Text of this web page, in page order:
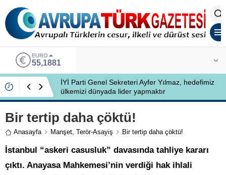
EURO
55,1881
İYİ Parti Genel Sekreteri Ayfer Yılmaz, hedefimiz
ülkemizi dünyada lider yapmaktır
Bir tertip daha çöktü!
Anasayfa Manşet, Terör-Asayiş Bir tertip daha çöktü!
İstanbul “askeri casusluk” davasında tahliye kararı
çıktı. Anayasa Mahkemesi’nin verdiği hak ihlali